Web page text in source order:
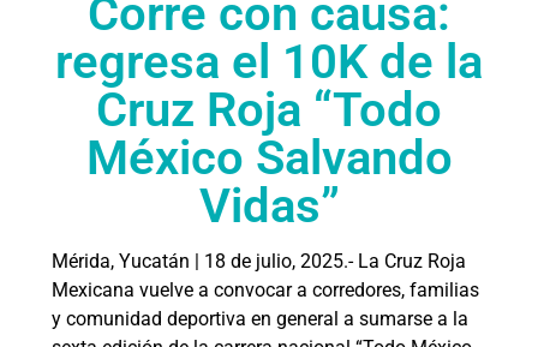
Corre con causa:
regresa el 10K de la
Cruz Roja “Todo
México Salvando
Vidas”
Mérida, Yucatán | 18 de julio, 2025.- La Cruz Roja
Mexicana vuelve a convocar a corredores, familias
y comunidad deportiva en general a sumarse a la